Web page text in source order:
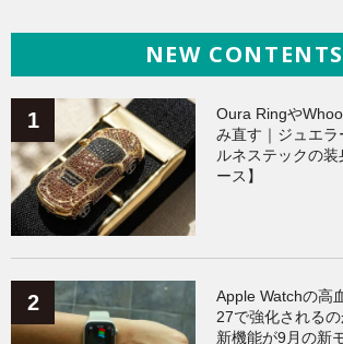
ヘルスケア（140）
Galaxy（136）
ワークアウト（131）
AppleWatchアクセサリー
Xiaomi（119）
NEW CONTENTS
Oura Ringや
み直す｜ジュエラ
ルネステックの
ース】
Apple Watchの高
27で強化される
新機能が9月の新